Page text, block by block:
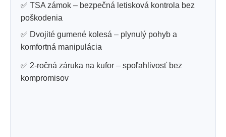
✅ TSA zámok – bezpečná letisková kontrola bez
poškodenia
✅ Dvojité gumené kolesá – plynulý pohyb a
komfortná manipulácia
✅ 2-ročná záruka na kufor – spoľahlivosť bez
kompromisov